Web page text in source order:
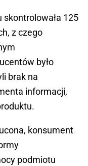
125
z czego
było
brak na
informacji,
konsument
podmiotu